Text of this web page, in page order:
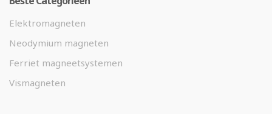
Elektromagneten
Neodymium magneten
Ferriet magneetsystemen
Vismagneten